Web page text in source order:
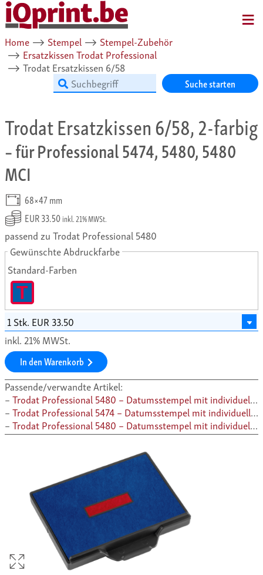
Home ⟶ Stempel ⟶ Stempel-Zubehör
⟶ Ersatzkissen Trodat Professional
⟶ Trodat Ersatzkissen 6/58
Suche starten
Trodat Ersatzkissen 6/58, 2-farbig
– für Professional 5474, 5480, 5480
MCI
68×47 mm
EUR 33.50inkl. 21% MWSt.
passend zu Trodat Professional 5480
Gewünschte Abdruckfarbe
Standard-Farben
T
inkl. 21% MWSt.
In den Warenkorb
Passende/verwandte Artikel:
Trodat Professional 5480 – Datumsstempel mit individuellem Text
Trodat Professional 5474 – Datumsstempel mit individuellem Text
Trodat Professional 5480 – Datumsstempel mit individuellem Text